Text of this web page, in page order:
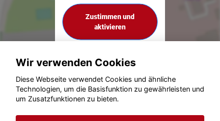
Zustimmen und
aktivieren
© konjunkturmotor.de GmbH 2020 - 2026
Wir verwenden Cookies
Diese Webseite verwendet Cookies und ähnliche
Technologien, um die Basisfunktion zu gewährleisten und
um Zusatzfunktionen zu bieten.